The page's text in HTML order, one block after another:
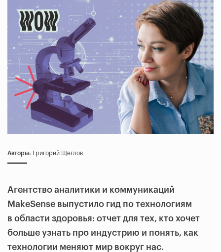
Авторы: Григорий Щеглов
Агентство аналитики и коммуникаций
MakeSense выпустило гид по технологиям
в области здоровья: отчет для тех, кто хочет
больше узнать про индустрию и понять, как
технологии меняют мир вокруг нас.